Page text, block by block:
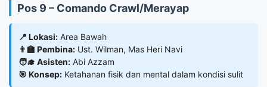
Pos 9 – Comando Crawl/Merayap
📍 Lokasi: Area Bawah
👨‍🏫 Pembina: Ust. Wilman, Mas Heri Navi
🧑‍🎓 Asisten: Abi Azzam
🎯 Konsep: Ketahanan fisik dan mental dalam kondisi sulit